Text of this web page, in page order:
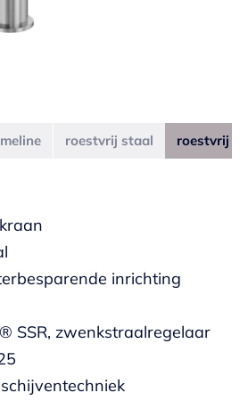
inrichting
SSR, zwenkstraalregelaar
roestvrij staal roestvrij